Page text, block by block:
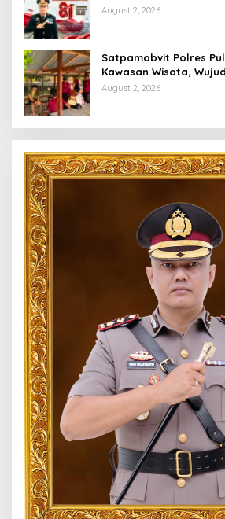
Bulan Kemerdekaan
August 2, 2026
Satpamobvit Polres
Kawasan Wisata,
dan Kondusif
August 2, 2026